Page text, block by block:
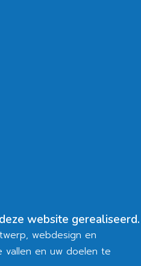
website gerealiseerd.
webdesign en
vallen en uw doelen te